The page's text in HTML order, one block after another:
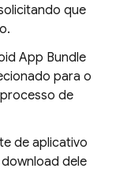
que
App Bundle
para o
de
de aplicativo
dele